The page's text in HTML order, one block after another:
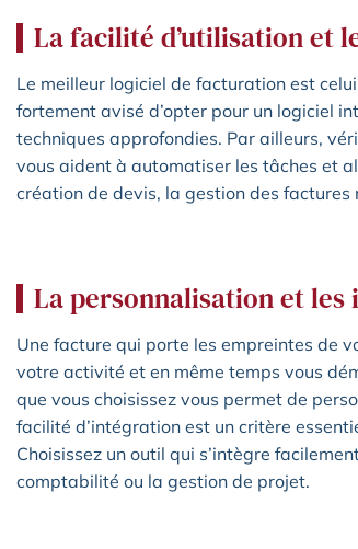
La facilité d’utilisation et
Le meilleur logiciel de facturation est
fortement avisé d’opter pour un logiciel
techniques approfondies. Par ailleurs,
vous aident à automatiser les tâches et
création de devis, la gestion des
La personnalisation et
Une facture qui porte les empreintes de
votre activité et en même temps vous
que vous choisissez vous permet de
facilité d’intégration est un critère
Choisissez un outil qui s’intègre
comptabilité ou la gestion de projet.